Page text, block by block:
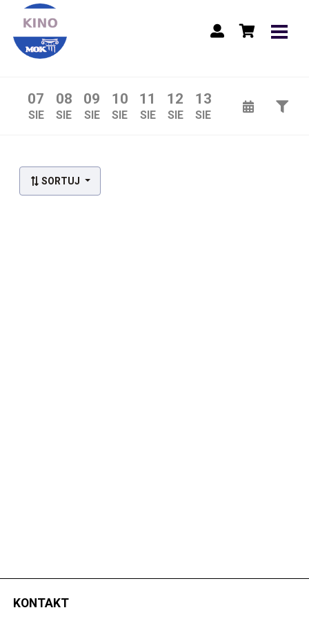
07
SIE
08
SIE
09
SIE
10
SIE
11
SIE
12
SIE
13
SIE
Lista wydarzeń:
SORTUJ
KONTAKT